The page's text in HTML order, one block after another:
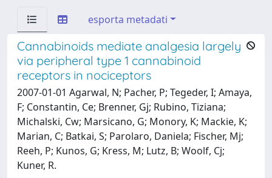
esporta metadati
Cannabinoids mediate analgesia largely
via peripheral type 1 cannabinoid
receptors in nociceptors
2007-01-01 Agarwal, N; Pacher, P; Tegeder, I; Amaya,
F; Constantin, Ce; Brenner, Gj; Rubino, Tiziana;
Michalski, Cw; Marsicano, G; Monory, K; Mackie, K;
Marian, C; Batkai, S; Parolaro, Daniela; Fischer, Mj;
Reeh, P; Kunos, G; Kress, M; Lutz, B; Woolf, Cj;
Kuner, R.